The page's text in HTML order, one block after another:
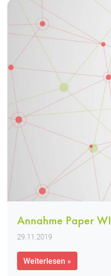
Annahme Paper
29.11.2019
Weiterlesen »